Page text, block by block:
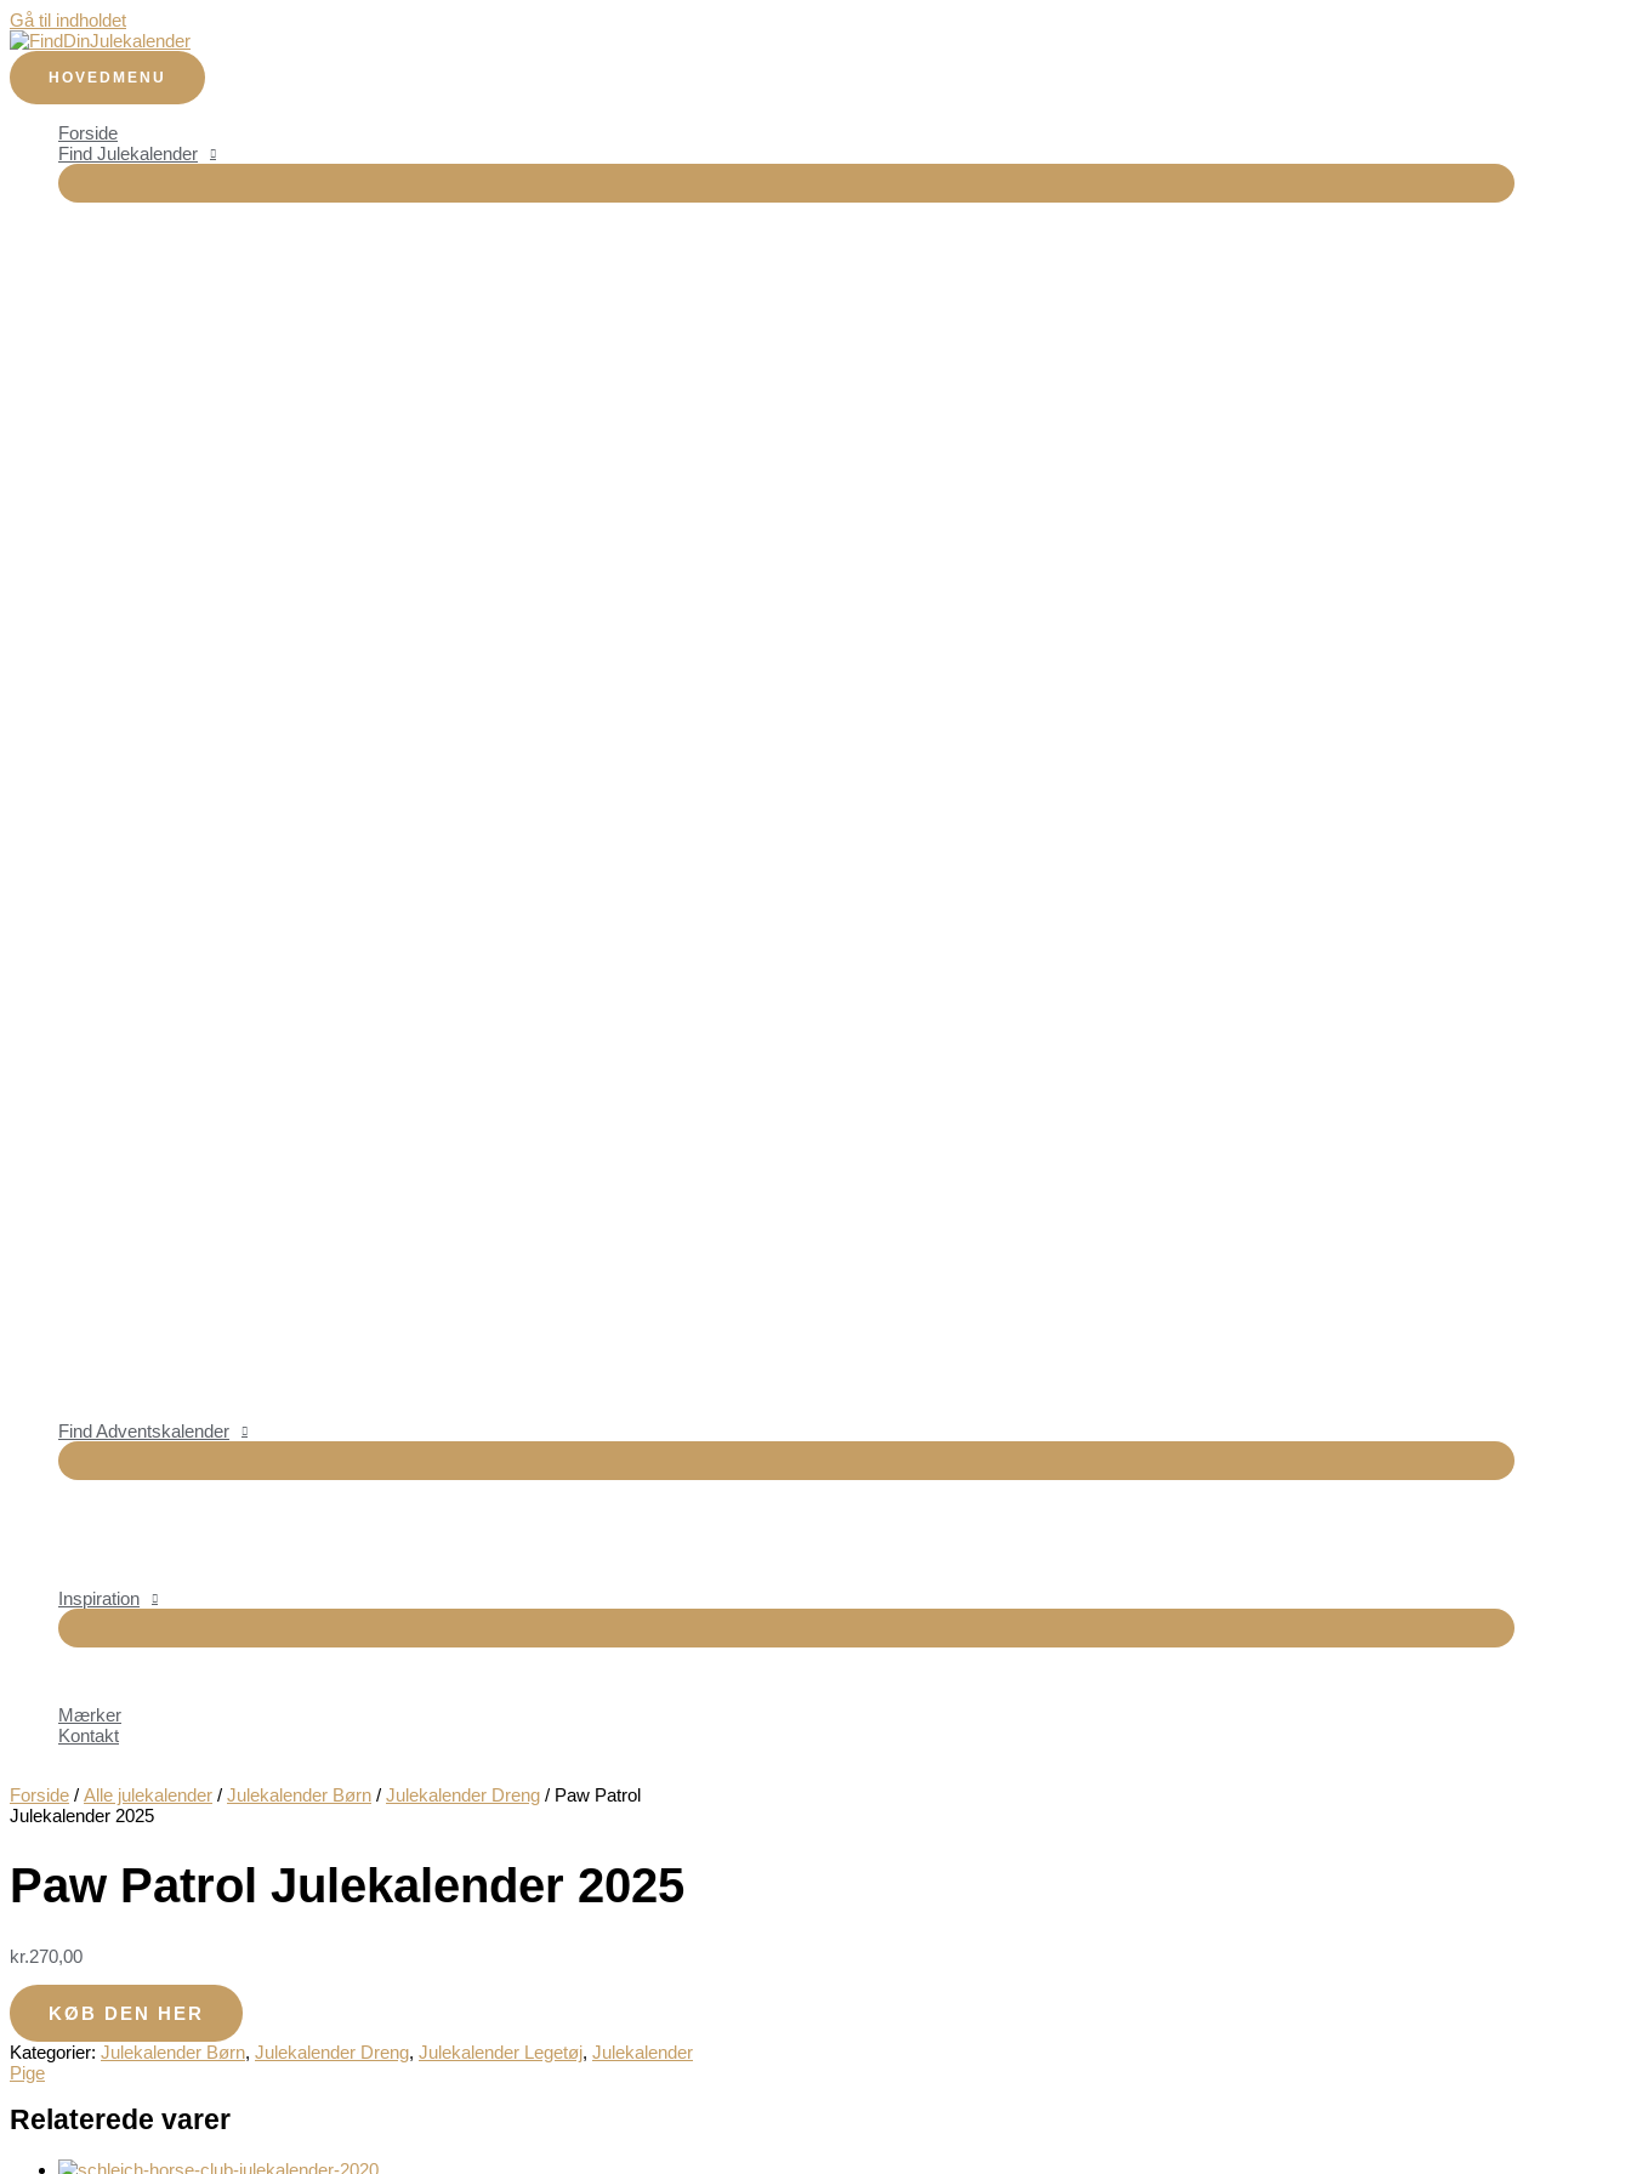
Gå til indholdet
HOVEDMENU
Forside
Find Julekalender
Find Adventskalender
Inspiration
Mærker
Kontakt
Forside / Alle julekalender / Julekalender Børn / Julekalender Dreng / Paw Patrol
Julekalender 2025
Paw Patrol Julekalender 2025
kr.270,00
KØB DEN HER
Kategorier: Julekalender Børn, Julekalender Dreng, Julekalender Legetøj, Julekalender
Pige
Relaterede varer